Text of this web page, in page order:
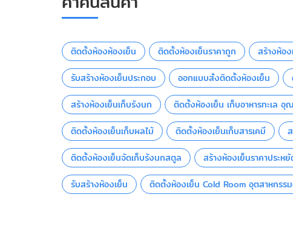
ติดตั้งห้องห้องเย็น ติดตั้งห้องเย็นราคาถูก สร้างห้อ
รับสร้างห้องเย็นประกอบ
ออกแบบสั่งติดตั้งห้องเย็น
สร้างห้องเย็นเก็บรังนก
ติดตั้งห้องเย็น เก็บอาหารทะเล
ติดตั้งห้องเย็นเก็บผลไม้
ติดตั้งห้องเย็นเก็บสารเคมี
ติดตั้งห้องเย็นจัดเก็บรังนกสตูล
สร้างห้องเย็นราคาประห
รับสร้างห้องเย็น
ติดตั้งห้องเย็น Cold Room อุตสาหกรรม